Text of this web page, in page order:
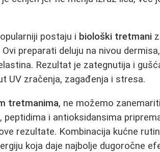
postaju i biološki tretmani
preparati deluju na nivou
Rezultat je zategnutija i
UV zračenja, zagađenja i stresa.
tretmanima, ne možemo
peptidima i antioksidansima
rezultate. Kombinacija kućne
koja daje najbolje dugoročne